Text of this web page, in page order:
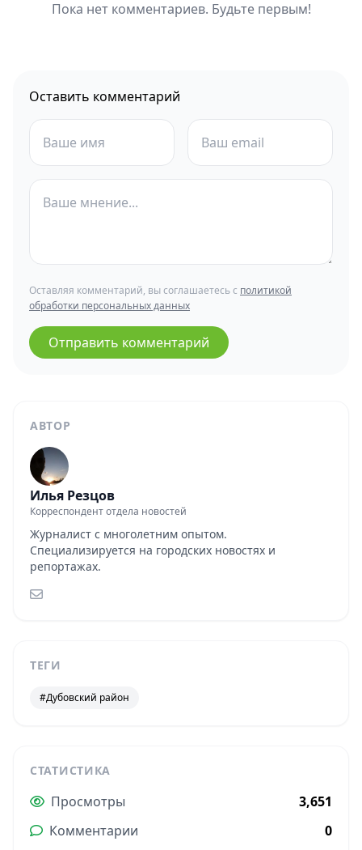
АВТОР
Илья Резцов
Корреспондент отдела новостей
Журналист с многолетним опытом.
Специализируется на городских новостях и
репортажах.
ТЕГИ
#Дубовский район
СТАТИСТИКА
Просмотры
3,651
Комментарии
0
Пока нет комментариев. Будьте первым!
Оставить комментарий
Оставляя комментарий, вы соглашаетесь с политикой
обработки персональных данных
Отправить комментарий